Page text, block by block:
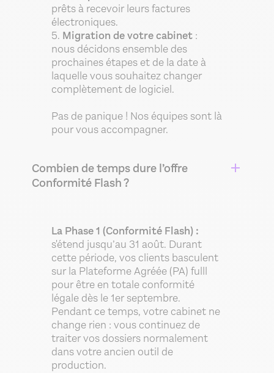
prêts à recevoir leurs factures
électroniques.
5. Migration de votre cabinet :
nous décidons ensemble des
prochaines étapes et de la date à
laquelle vous souhaitez changer
complètement de logiciel.
Pas de panique ! Nos équipes sont là
pour vous accompagner.
Combien de temps dure l’offre
Conformité Flash ?
La Phase 1 (Conformité Flash) :
s'étend jusqu’au 31 août. Durant
cette période, vos clients basculent
sur la Plateforme Agréée (PA) fulll
pour être en totale conformité
légale dès le 1er septembre.
Pendant ce temps, votre cabinet ne
change rien : vous continuez de
traiter vos dossiers normalement
dans votre ancien outil de
production.